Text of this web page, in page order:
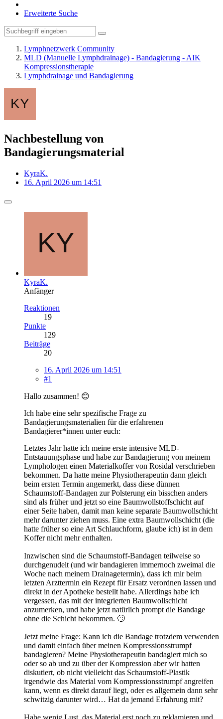
Erweiterte Suche
Lymphnetzwerk Community
MLD (Manuelle Lymphdrainage) - Bandagierung - AIK
Kompressionstherapie
Lymphdrainage und Bandagierung
Nachbestellung von
Bandagierungsmaterial
KyraK.
16. April 2026 um 14:51
KyraK.
Anfänger
Reaktionen
19
Punkte
129
Beiträge
20
16. April 2026 um 14:51
#1
Hallo zusammen! 😊
Ich habe eine sehr spezifische Frage zu
Bandagierungsmaterialien für die erfahrenen
Bandagierer*innen unter euch:
Letztes Jahr hatte ich meine erste intensive MLD-
Entstauungsphase und habe zur Bandagierung von meinem
Lymphologen einen Materialkoffer von Rosidal verschrieben
bekommen. Da hatte meine Physiotherapeutin dann gleich
beim ersten Termin angemerkt, dass diese dünnen
Schaumstoff-Bandagen zur Polsterung ein bisschen anders
sind als früher und jetzt so eine Baumwollstoffschicht auf
einer Seite haben, damit man keine separate Baumwollschicht
mehr darunter ziehen muss. Eine extra Baumwollschicht (die
hatte früher so eine Art Schlauchform, glaube ich) ist in dem
Koffer nicht mehr enthalten.
Inzwischen sind die Schaumstoff-Bandagen teilweise so
durchgenudelt (und wir bandagieren immernoch zweimal die
Woche nach meinem Drainagetermin), dass ich mir beim
letzten Arzttermin ein Rezept für Ersatz verordnen lassen und
direkt in der Apotheke bestellt habe. Allerdings habe ich
vergessen, das mit der integrierten Baumwollschicht
anzumerken, und habe jetzt natürlich prompt die Bandage
ohne die Schicht bekommen. 🙄
Jetzt meine Frage: Kann ich die Bandage trotzdem verwenden
und damit einfach über meinen Kompressionsstrumpf
bandagieren? Meine Physiotherapeutin bandagiert mich so
oder so ab und zu über der Kompression aber wir hatten
diskutiert, ob nicht vielleicht das Schaumstoff-Plastik
irgendwie das Material vom Kompressionsstrumpf angreifen
kann, wenn es direkt darauf liegt, oder es allgemein dann sehr
schwitzig darunter wird… Hat da jemand Erfahrung mit?
Habe wenig Lust, das Material erst noch zu reklamieren und